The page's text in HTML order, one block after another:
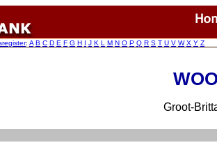
: A B C D E F G H I J K L M N O P Q R S T U V W X Y Z
Groot-